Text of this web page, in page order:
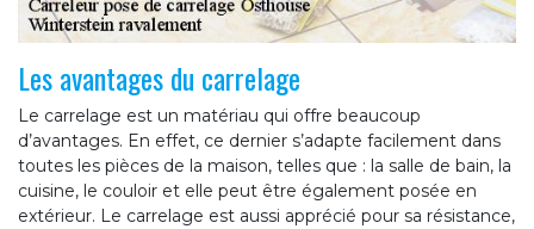
Les avantages du carrelage
Le carrelage est un matériau qui offre beaucoup
d’avantages. En effet, ce dernier s’adapte facilement dans
toutes les pièces de la maison, telles que : la salle de bain, la
cuisine, le couloir et elle peut être également posée en
extérieur. Le carrelage est aussi apprécié pour sa résistance,